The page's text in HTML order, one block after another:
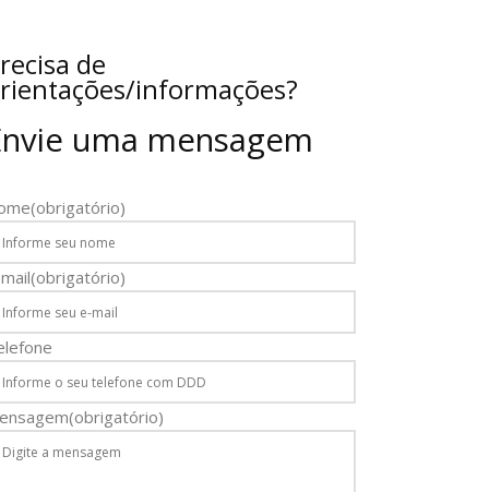
de
informações?
uma mensagem
(obrigatório)
(obrigatório)
(obrigatório)